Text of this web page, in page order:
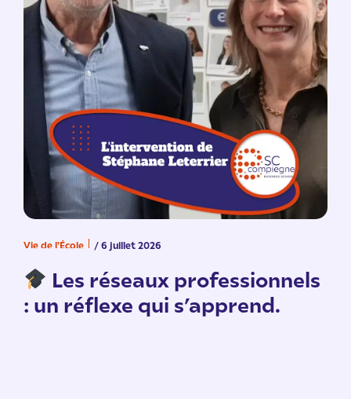
Vie de l'École / 6 juillet 2026
Les réseaux professionnels
: un réflexe qui s’apprend.